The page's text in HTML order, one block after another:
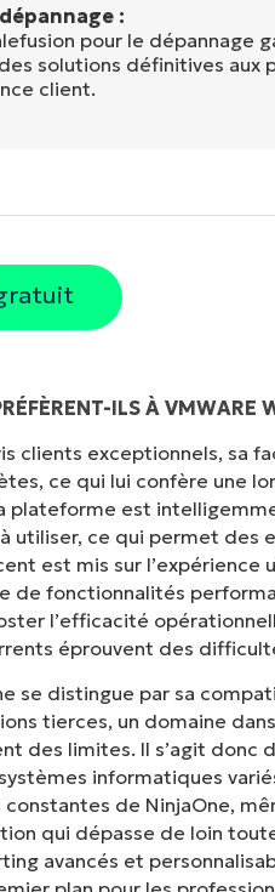
:
pour le dépannage
solutions définitives aux
client.
ILS À VMWARE
clients exceptionnels, sa
ce qui lui confère une
plateforme est
utiliser, ce qui permet des
est mis sur l’expérience
de fonctionnalités
l’efficacité
éprouvent des
se distingue par sa
tierces, un domaine
des limites. Il s’agit donc
informatiques
de NinjaOne,
qui dépasse de loin
avancés et
simple d'utilisation
back-end puissantes. Pas de
à maîtriser. Toutes les
faciles à comprendre et il est
Technology Solutions